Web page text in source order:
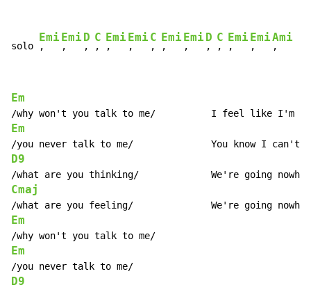
solo
Emi
,
Emi
,
D
,
C
,
Emi
,
Emi
,
C
,
Emi
,
Emi
,
D
,
C
,
Emi
,
Emi
,
Ami
,
Em
Em
D9
Cmaj
Em
Em
D9